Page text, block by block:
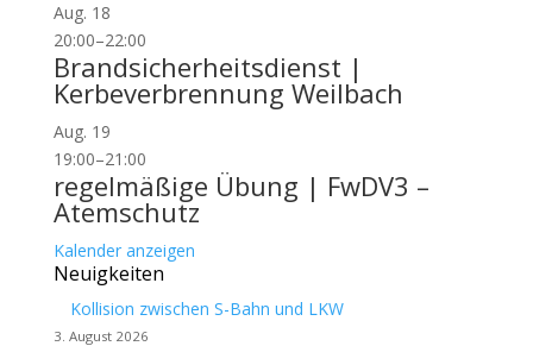
Aug. 18
20:00–22:00
Brandsicherheitsdienst |
Kerbeverbrennung Weilbach
Aug. 19
19:00–21:00
regelmäßige Übung | FwDV3 –
Atemschutz
Kalender anzeigen
Neuigkeiten
Kollision zwischen S-Bahn und LKW
3. August 2026